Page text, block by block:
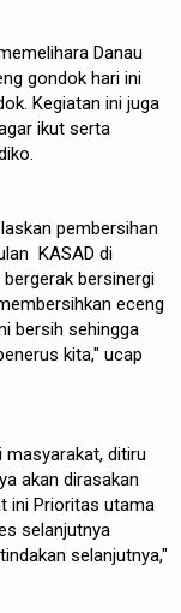
Danau
gondok hari ini
Kegiatan ini juga
ikut serta
pembersihan
KASAD di
bersinergi
eceng
bersih sehingga
kita," ucap
masyarakat, ditiru
akan dirasakan
ini Prioritas utama
selanjutnya
selanjutnya,"